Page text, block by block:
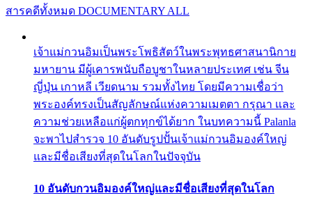
สารคดีทั้งหมด DOCUMENTARY ALL
เจ้าแม่กวนอิมเป็นพระโพธิสัตว์ในพระพุทธศาสนานิกาย
มหายาน มีผู้เคารพนับถือบูชาในหลายประเทศ เช่น จีน
ญี่ปุ่น เกาหลี เวียดนาม รวมทั้งไทย โดยมีความเชื่อว่า
พระองค์ทรงเป็นสัญลักษณ์แห่งความเมตตา กรุณา และ
ความช่วยเหลือแก่ผู้ตกทุกข์ได้ยาก ในบทความนี้ Palanla
จะพาไปสำรวจ 10 อันดับรูปปั้นเจ้าแม่กวนอิมองค์ใหญ่
และมีชื่อเสียงที่สุดในโลกในปัจจุบัน
10 อันดับกวนอิมองค์ใหญ่และมีชื่อเสียงที่สุดในโลก